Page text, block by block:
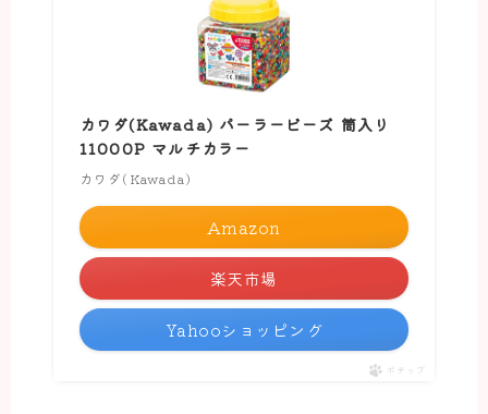
カワダ(Kawada) パーラービーズ 筒入り
11000P マルチカラー
カワダ(Kawada)
Amazon
楽天市場
Yahooショッピング
ポチップ